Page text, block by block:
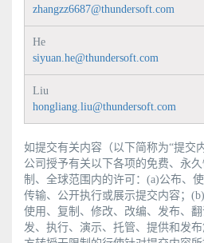
zhangzz6687@thundersoft.com
He
siyuan.he@thundersoft.com
Liu
hongliang.liu@thundersoft.com
如提交有关内容（以下简称为“提交
公司授予有关以下各项的免费、永
制、全球范围内的许可：(a)公布、
传输、公开执行或展示提交内容；
使用、复制、修改、改编、发布、
发、执行、演示、托管、提供和发